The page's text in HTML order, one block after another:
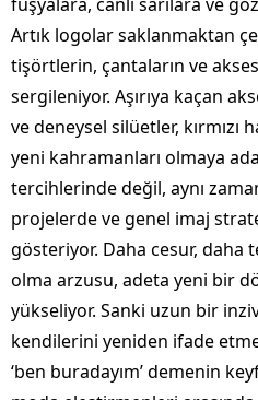
fuşyalara, canlı sarılara ve göz
Artık logolar saklanmaktan
tişörtlerin, çantaların ve
sergileniyor. Aşırıya kaçan
ve deneysel silüetler, kırmızı
yeni kahramanları olmaya
tercihlerinde değil, aynı
projelerde ve genel imaj
gösteriyor. Daha cesur, daha
olma arzusu, adeta yeni bir
yükseliyor. Sanki uzun bir
kendilerini yeniden ifade
‘ben buradayım’ demenin